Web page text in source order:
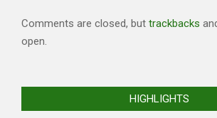
Comments are closed, but trackbacks
open.
HIGHLIGHTS